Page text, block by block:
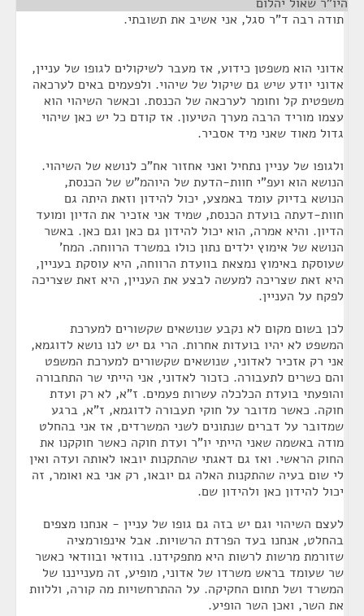
תודה רבה ד"ר סגל, אני אשיב את תשובתי.
אדוני הוא משפטן כידוע, אז מעבר לשיקולים לגופו של עניין,
אדוני יודע שיש גם שיקול של שיהוי. ולפעמים באים לערכאה
משפטית קל וחומר לערכאה של הכנסת. וכאשר השיהוי הוא
עצמו מוריד הרבה מערך הטיעון. אז קודם כל יש כאן שיהוי
גדול מאוד שאני מיד אסביר.
ולגופו של עניין נתחיל ואני אחזור אח"כ לנושא של השיהוי.
הנושא הוא ועפ"י חוות-הדעת של היוהמ"ש של הכנסת,
הנושא בדיוק עומד באמצע, יכול להידון וזאת היתה גם
חוות-דעתה בועדת הכנסת, שמיד אני אזכיר את הדיון ומועד
הדיון. והיא אמרה, הוא יכול להידון גם כאן וגם כאן. באשר
הנושא של אימוץ ילדים נתון כולו במשרד הרווחה. המח'
שעוסקת באימוץ נמצאת בוועדת הרווחה, היא עוסקת בעניין,
היא זאת שצריכה למעשה לבצע את העניין, היא זאת שצריכה
לפקח על העניין.
לכן בשום מקום לא נקבע שנושאים שקשורים למערכת
המשפט לא יהיו בועדות אחרות. הרי גם יש לנו נושא לדוגמא,
אני רק אזכיר לאדוני, שנושאים שקשורים למערכת המשפט
והם כשרים לתעבורה. כזכור לאדוני, אני הייתי שר התחבורה
והופעתי בועדת הכלכלה עשרות פעמים. ז"א, לא רק ועדת
חוקה. כאשר מדובר על חוקי תעבורה לדוגמא, ז"א, ברגע
שמדובר על דברים שנתונים לשני המשרדים, אז אני בהחלט
מודה באשמה שאני הייתי יו"ר ועדת חוקה כאשר חוקקנו את
החוק הראשי. ואז גם דאגתי שהתקנות יובאו לאותה ועדה ואין
לי שום בעיה שהתקנות האלה גם יובאו, רק אני בא ואומר, זה
יכול להידון כאן ולהידון שם.
לעצם השיהוי וגם יש בזה גם גופו של עניין - אנחנו מצפים
בהחלט, אנחנו בעד הפרדת הרשויות. אבל אינפורמציה
שזורמת מרשות לרשות היא מתפקידנו. בוודאי ובוודאי כאשר
שר שעומד בראש משרדו של אדוני, מופיע, זה מענייננו של
המשרד ושל תחום החקיקה. על ההתרחשויות מה קורה, וללוות
את השר, ואכן השר הופיע.